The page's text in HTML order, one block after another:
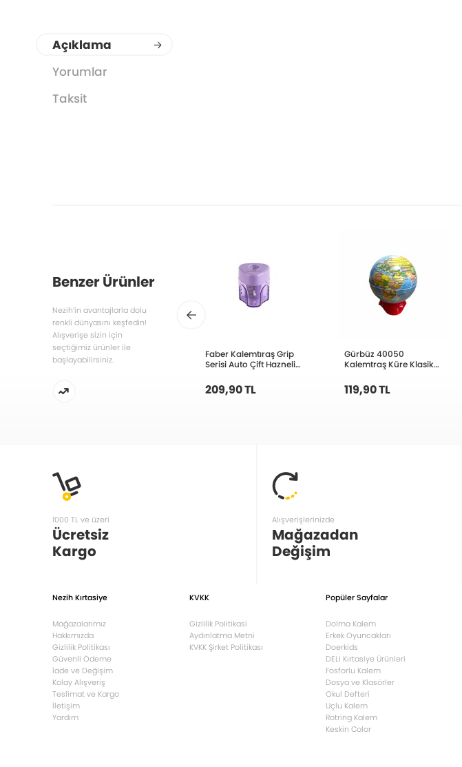
Açıklama
Yorumlar
Taksit
Benzer Ürünler
Nezih’in avantajlarla dolu
renkli dünyasını keşfedin!
Alışverişe sizin için
seçtiğimiz ürünler ile
başlayabilirsiniz.
Faber Kalemtıraş Grip
Serisi Auto Çift Hazneli
5140183107000
209,90 TL
Gürbüz 40050
Kalemtraş Küre Klasik
119,90 TL
1000 TL ve üzeri
Ücretsiz
Kargo
Alışverişlerinizde
Mağazadan
Değişim
Nezih Kırtasiye
Mağazalarımız
Hakkımızda
Gizlilik Politikası
Güvenli Ödeme
İade ve Değişim
Kolay Alışveriş
Teslimat ve Kargo
İletişim
Yardım
KVKK
Gizlilik Politikasi
Aydınlatma Metni
KVKK Şirket Politikası
Popüler Sayfalar
Dolma Kalem
Erkek Oyuncakları
Doerkids
DELI Kırtasiye Ürünleri
Fosforlu Kalem
Dosya ve Klasörler
Okul Defteri
Uçlu Kalem
Rotring Kalem
Keskin Color